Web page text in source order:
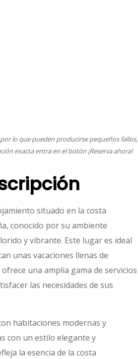
lo que pueden producirse pequeños fallos,
exacta entra en el botón ¡Reserva ahora!
situado en la costa
conocido por su ambiente
y vibrante. Este lugar es ideal
unas vacaciones llenas de
una amplia gama de servicios
las necesidades de sus
habitaciones modernas y
con un estilo elegante y
la esencia de la costa